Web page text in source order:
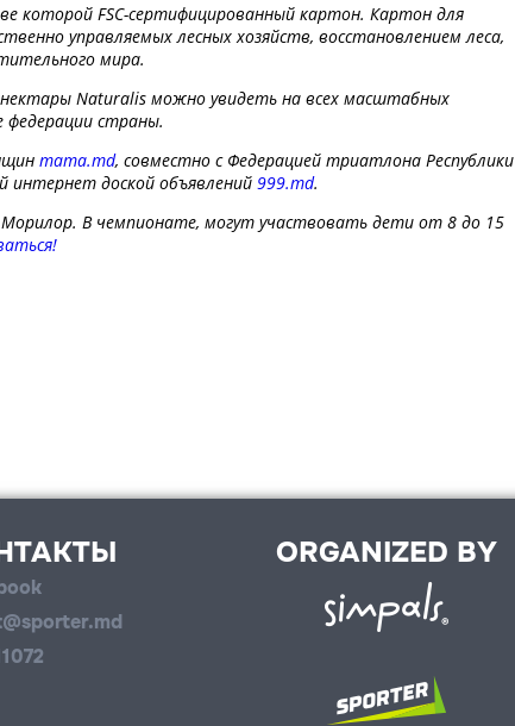
которой FSC-сертифицированный картон. Картон для
управляемых лесных хозяйств, восстановлением леса,
мира.
Naturalis можно увидеть на всех масштабных
федерации страны.
mama.md, совместно с Федерацией триатлона Республики
интернет доской объявлений 999.md.
В чемпионате, могут участвовать дети от 8 до 15
ORGANIZED BY